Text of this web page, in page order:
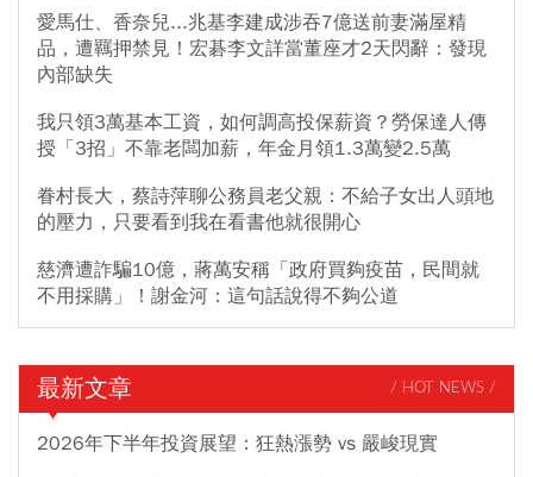
愛馬仕、香奈兒...兆基李建成涉吞7億送前妻滿屋精
品，遭羈押禁見！宏碁李文詳當董座才2天閃辭：發現
內部缺失
我只領3萬基本工資，如何調高投保薪資？勞保達人傳
授「3招」不靠老闆加薪，年金月領1.3萬變2.5萬
眷村長大，蔡詩萍聊公務員老父親：不給子女出人頭地
的壓力，只要看到我在看書他就很開心
慈濟遭詐騙10億，蔣萬安稱「政府買夠疫苗，民間就
不用採購」！謝金河：這句話說得不夠公道
最新文章 / HOT NEWS /
2026年下半年投資展望：狂熱漲勢 vs 嚴峻現實